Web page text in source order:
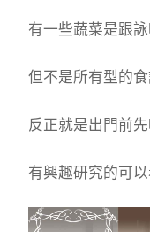
有一些蔬菜是跟
但不是所有型的
反正就是出門前
有興趣研究的可